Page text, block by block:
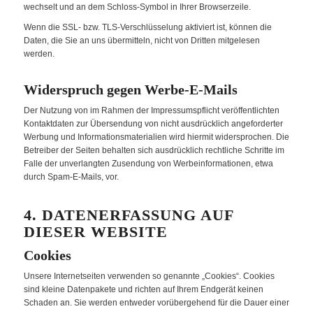
wechselt und an dem Schloss-Symbol in Ihrer Browserzeile.
Wenn die SSL- bzw. TLS-Verschlüsselung aktiviert ist, können die
Daten, die Sie an uns übermitteln, nicht von Dritten mitgelesen
werden.
Widerspruch gegen Werbe-E-Mails
Der Nutzung von im Rahmen der Impressumspflicht veröffentlichten
Kontaktdaten zur Übersendung von nicht ausdrücklich angeforderter
Werbung und Informationsmaterialien wird hiermit widersprochen. Die
Betreiber der Seiten behalten sich ausdrücklich rechtliche Schritte im
Falle der unverlangten Zusendung von Werbeinformationen, etwa
durch Spam-E-Mails, vor.
4. DATENERFASSUNG AUF
DIESER WEBSITE
Cookies
Unsere Internetseiten verwenden so genannte „Cookies“. Cookies
sind kleine Datenpakete und richten auf Ihrem Endgerät keinen
Schaden an. Sie werden entweder vorübergehend für die Dauer einer